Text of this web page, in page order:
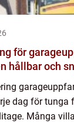
för
hållbar och
dag för tunga
Många